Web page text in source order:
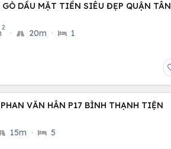
GÒ DẦU MẶT TIỀN SIÊU ĐẸP QUẬN TÂN
2
· 20m · 1
VĂN HÂN P17 BÌNH THẠNH TIỆN
15m · 5